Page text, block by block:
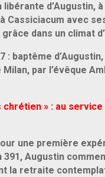
d’Augustin,
avec
dans un climat
: baptême
par l’évêque
» : au service
une première
Augustin
la retraite